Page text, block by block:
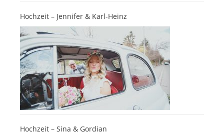
Hochzeit – Jennifer & Karl-Heinz
Hochzeit – Sina & Gordian